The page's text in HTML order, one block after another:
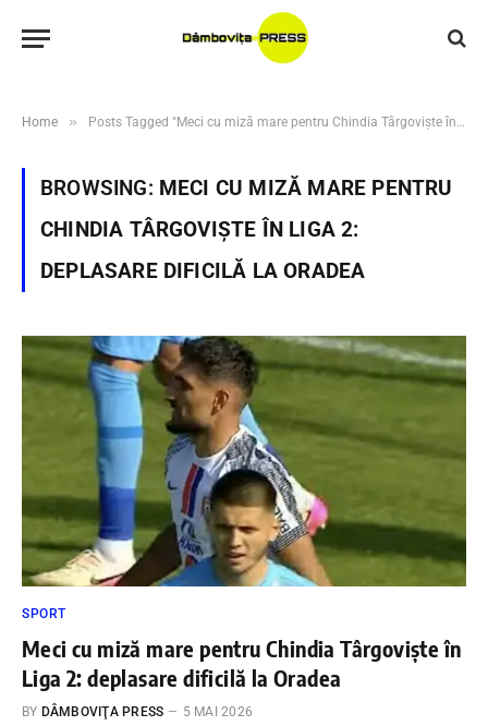
Home » Posts Tagged "Meci cu miză mare pentru Chindia Târgoviște în Liga 2: deplasare dificilă la Oradea"
BROWSING: MECI CU MIZĂ MARE PENTRU
CHINDIA TÂRGOVIȘTE ÎN LIGA 2:
DEPLASARE DIFICILĂ LA ORADEA
SPORT
Meci cu miză mare pentru Chindia Târgoviște în
Liga 2: deplasare dificilă la Oradea
BY DÂMBOVIŢA PRESS 5 MAI 2026